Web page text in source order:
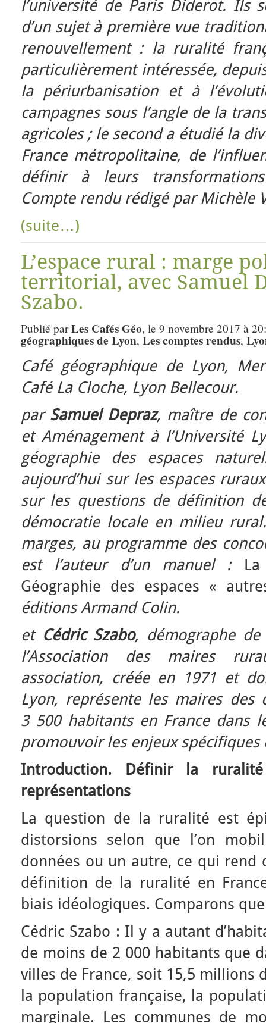
l’université de Paris Diderot. Ils
d’un sujet à première vue
renouvellement : la ruralité
particulièrement intéressée,
la périurbanisation et à
campagnes sous l’angle de la
agricoles ; le second a étudié la
France métropolitaine, de
définir à leurs transformations
Compte rendu rédigé par Michèle
(suite…)
L’espace rural : marge
territorial, avec Samuel
Szabo.
Publié parLes Cafés Géo, le 9 novembre 2017 à
géographiques de Lyon, Les comptes rendus,
Café géographique de Lyon,
Café La Cloche, Lyon Bellecour.
par Samuel Depraz, maître de
et Aménagement à l’Université
géographie des espaces
aujourd’hui sur les espaces
sur les questions de définition
démocratie locale en milieu rural
marges, au programme des
est l’auteur d’un manuel :
Géographie des espaces «
éditions Armand Colin.
et Cédric Szabo, démographe
l’Association des maires
association, créée en 1971 et
Lyon, représente les maires des
3 500 habitants en France dans
promouvoir les enjeux
Introduction. Définir la
représentations
La question de la ruralité est
distorsions selon que l’on
données ou un autre, ce qui
définition de la ruralité en
biais idéologiques. Comparons
Cédric Szabo : Il y a autant
de moins de 2 000 habitants que
villes de France, soit 15,5 millions
la population française, la
marginale. Les communes de